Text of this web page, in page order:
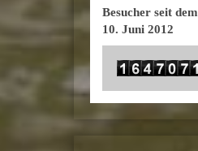
Besucher seit dem
10. Juni 2012